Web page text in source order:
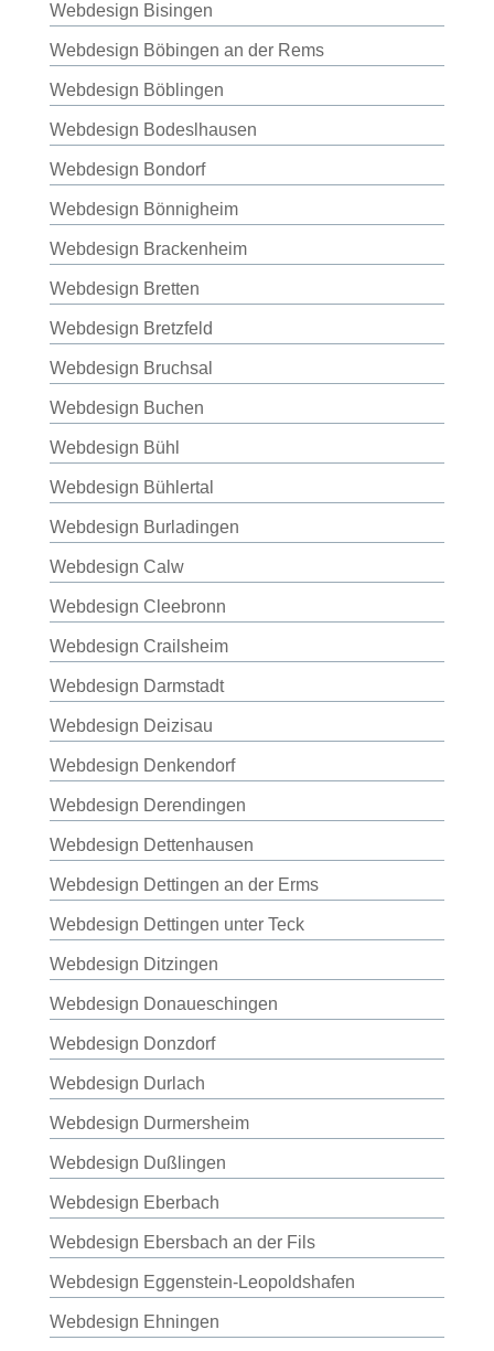
Webdesign Bisingen
Webdesign Böbingen an der Rems
Webdesign Böblingen
Webdesign Bodeslhausen
Webdesign Bondorf
Webdesign Bönnigheim
Webdesign Brackenheim
Webdesign Bretten
Webdesign Bretzfeld
Webdesign Bruchsal
Webdesign Buchen
Webdesign Bühl
Webdesign Bühlertal
Webdesign Burladingen
Webdesign Calw
Webdesign Cleebronn
Webdesign Crailsheim
Webdesign Darmstadt
Webdesign Deizisau
Webdesign Denkendorf
Webdesign Derendingen
Webdesign Dettenhausen
Webdesign Dettingen an der Erms
Webdesign Dettingen unter Teck
Webdesign Ditzingen
Webdesign Donaueschingen
Webdesign Donzdorf
Webdesign Durlach
Webdesign Durmersheim
Webdesign Dußlingen
Webdesign Eberbach
Webdesign Ebersbach an der Fils
Webdesign Eggenstein-Leopoldshafen
Webdesign Ehningen